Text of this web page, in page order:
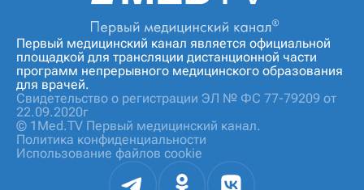
Первый медицинский канал является официальной
площадкой для трансляции дистанционной части
программ непрерывного медицинского образования
для врачей.
Свидетельство о регистрации ЭЛ № ФС 77-79209 от
22.09.2020г
© 1Med.TV Первый медицинский канал.
Политика конфиденциальности
Использование файлов cookie